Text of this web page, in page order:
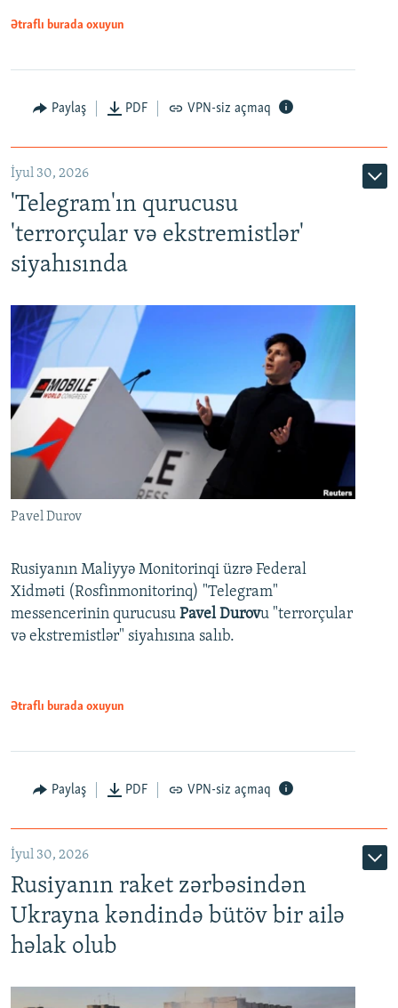
Ətraflı burada oxuyun
Paylaş PDF VPN-siz açmaq
İyul 30, 2026
'Telegram'ın qurucusu
'terrorçular və ekstremistlər'
siyahısında
Pavel Durov
Rusiyanın Maliyyə Monitorinqi üzrə Federal
Xidməti (Rosfinmonitorinq) "Telegram"
messencerinin qurucusu Pavel Durovu "terrorçular
və ekstremistlər" siyahısına salıb.
Ətraflı burada oxuyun
Paylaş PDF VPN-siz açmaq
İyul 30, 2026
Rusiyanın raket zərbəsindən
Ukrayna kəndində bütöv bir ailə
həlak olub